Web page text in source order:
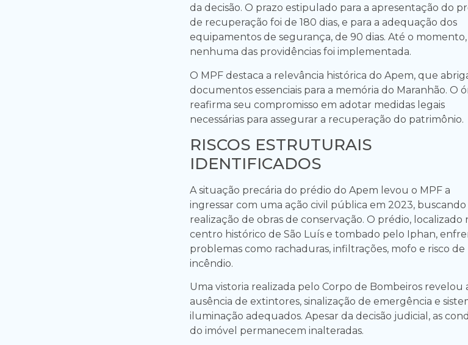
da decisão. O prazo estipulado para a apresentação do
de recuperação foi de 180 dias, e para a adequação dos
equipamentos de segurança, de 90 dias. Até o momento,
nenhuma das providências foi implementada.
O MPF destaca a relevância histórica do Apem, que
documentos essenciais para a memória do Maranhão. O
reafirma seu compromisso em adotar medidas legais
necessárias para assegurar a recuperação do patrimônio.
RISCOS ESTRUTURAIS
IDENTIFICADOS
A situação precária do prédio do Apem levou o MPF a
ingressar com uma ação civil pública em 2023, buscando
realização de obras de conservação. O prédio, localizado
centro histórico de São Luís e tombado pelo Iphan,
problemas como rachaduras, infiltrações, mofo e risco de
incêndio.
Uma vistoria realizada pelo Corpo de Bombeiros revelou
ausência de extintores, sinalização de emergência e
iluminação adequados. Apesar da decisão judicial, as
do imóvel permanecem inalteradas.